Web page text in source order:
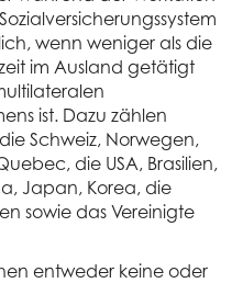
wenn weniger als die
im Ausland getätigt
ist. Dazu zählen
Schweiz, Norwegen,
die USA, Brasilien,
Japan, Korea, die
sowie das Vereinigte
entweder keine oder